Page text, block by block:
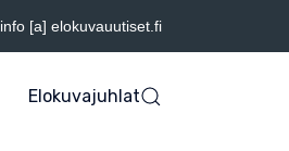
info [a] elokuvauutiset.fi
Elokuvajuhlat